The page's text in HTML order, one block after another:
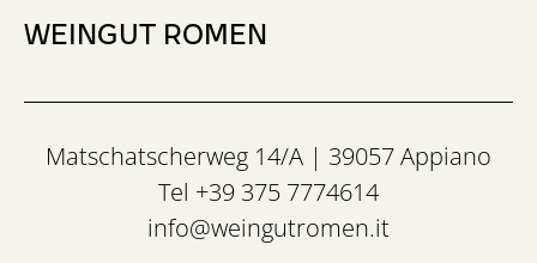
WEINGUT ROMEN
Matschatscherweg 14/A | 39057 Appiano
Tel +39 375 7774614
info@weingutromen.it